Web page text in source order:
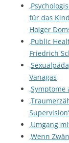
für das
Holger
‚Public
Friedrich
Vanagas
‚Umgang
‚Wenn